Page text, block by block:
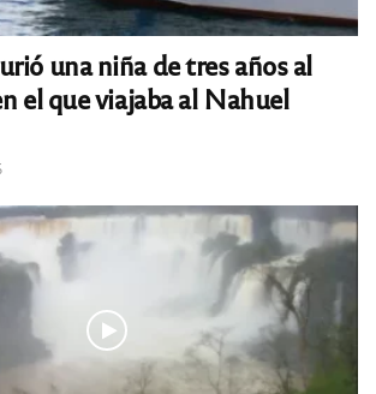
una niña de tres años al
el que viajaba al Nahuel